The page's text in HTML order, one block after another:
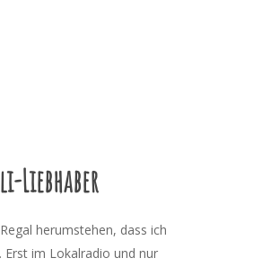
Liebhaber
herumstehen, dass ich
im Lokalradio und nur